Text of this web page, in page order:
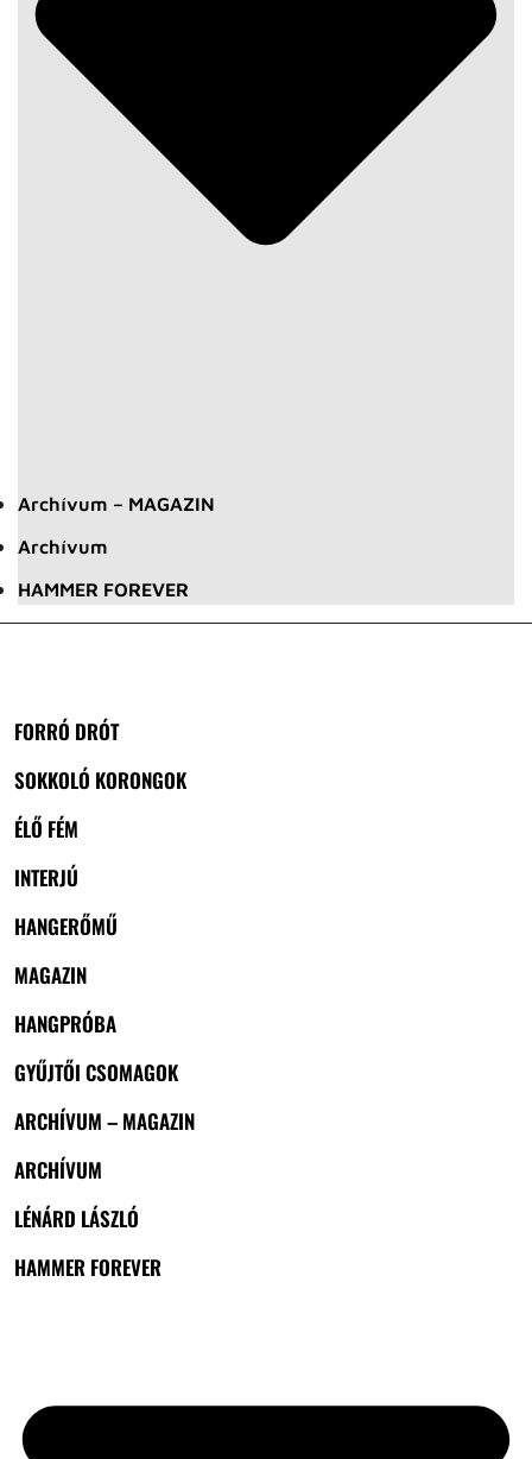
Archívum – MAGAZIN
Archívum
HAMMER FOREVER
FORRÓ DRÓT
SOKKOLÓ KORONGOK
ÉLŐ FÉM
INTERJÚ
HANGERŐMŰ
MAGAZIN
HANGPRÓBA
GYŰJTŐI CSOMAGOK
ARCHÍVUM – MAGAZIN
ARCHÍVUM
LÉNÁRD LÁSZLÓ
HAMMER FOREVER